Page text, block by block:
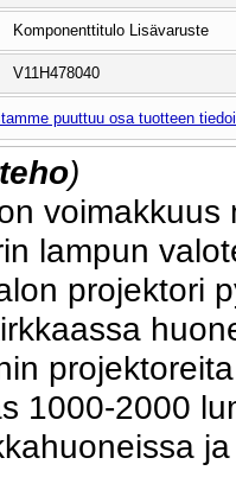
Komponenttitulo Lisävaruste
V11H478040
puuttuu osa tuotteen
)
lampun
projektori
1000-2000